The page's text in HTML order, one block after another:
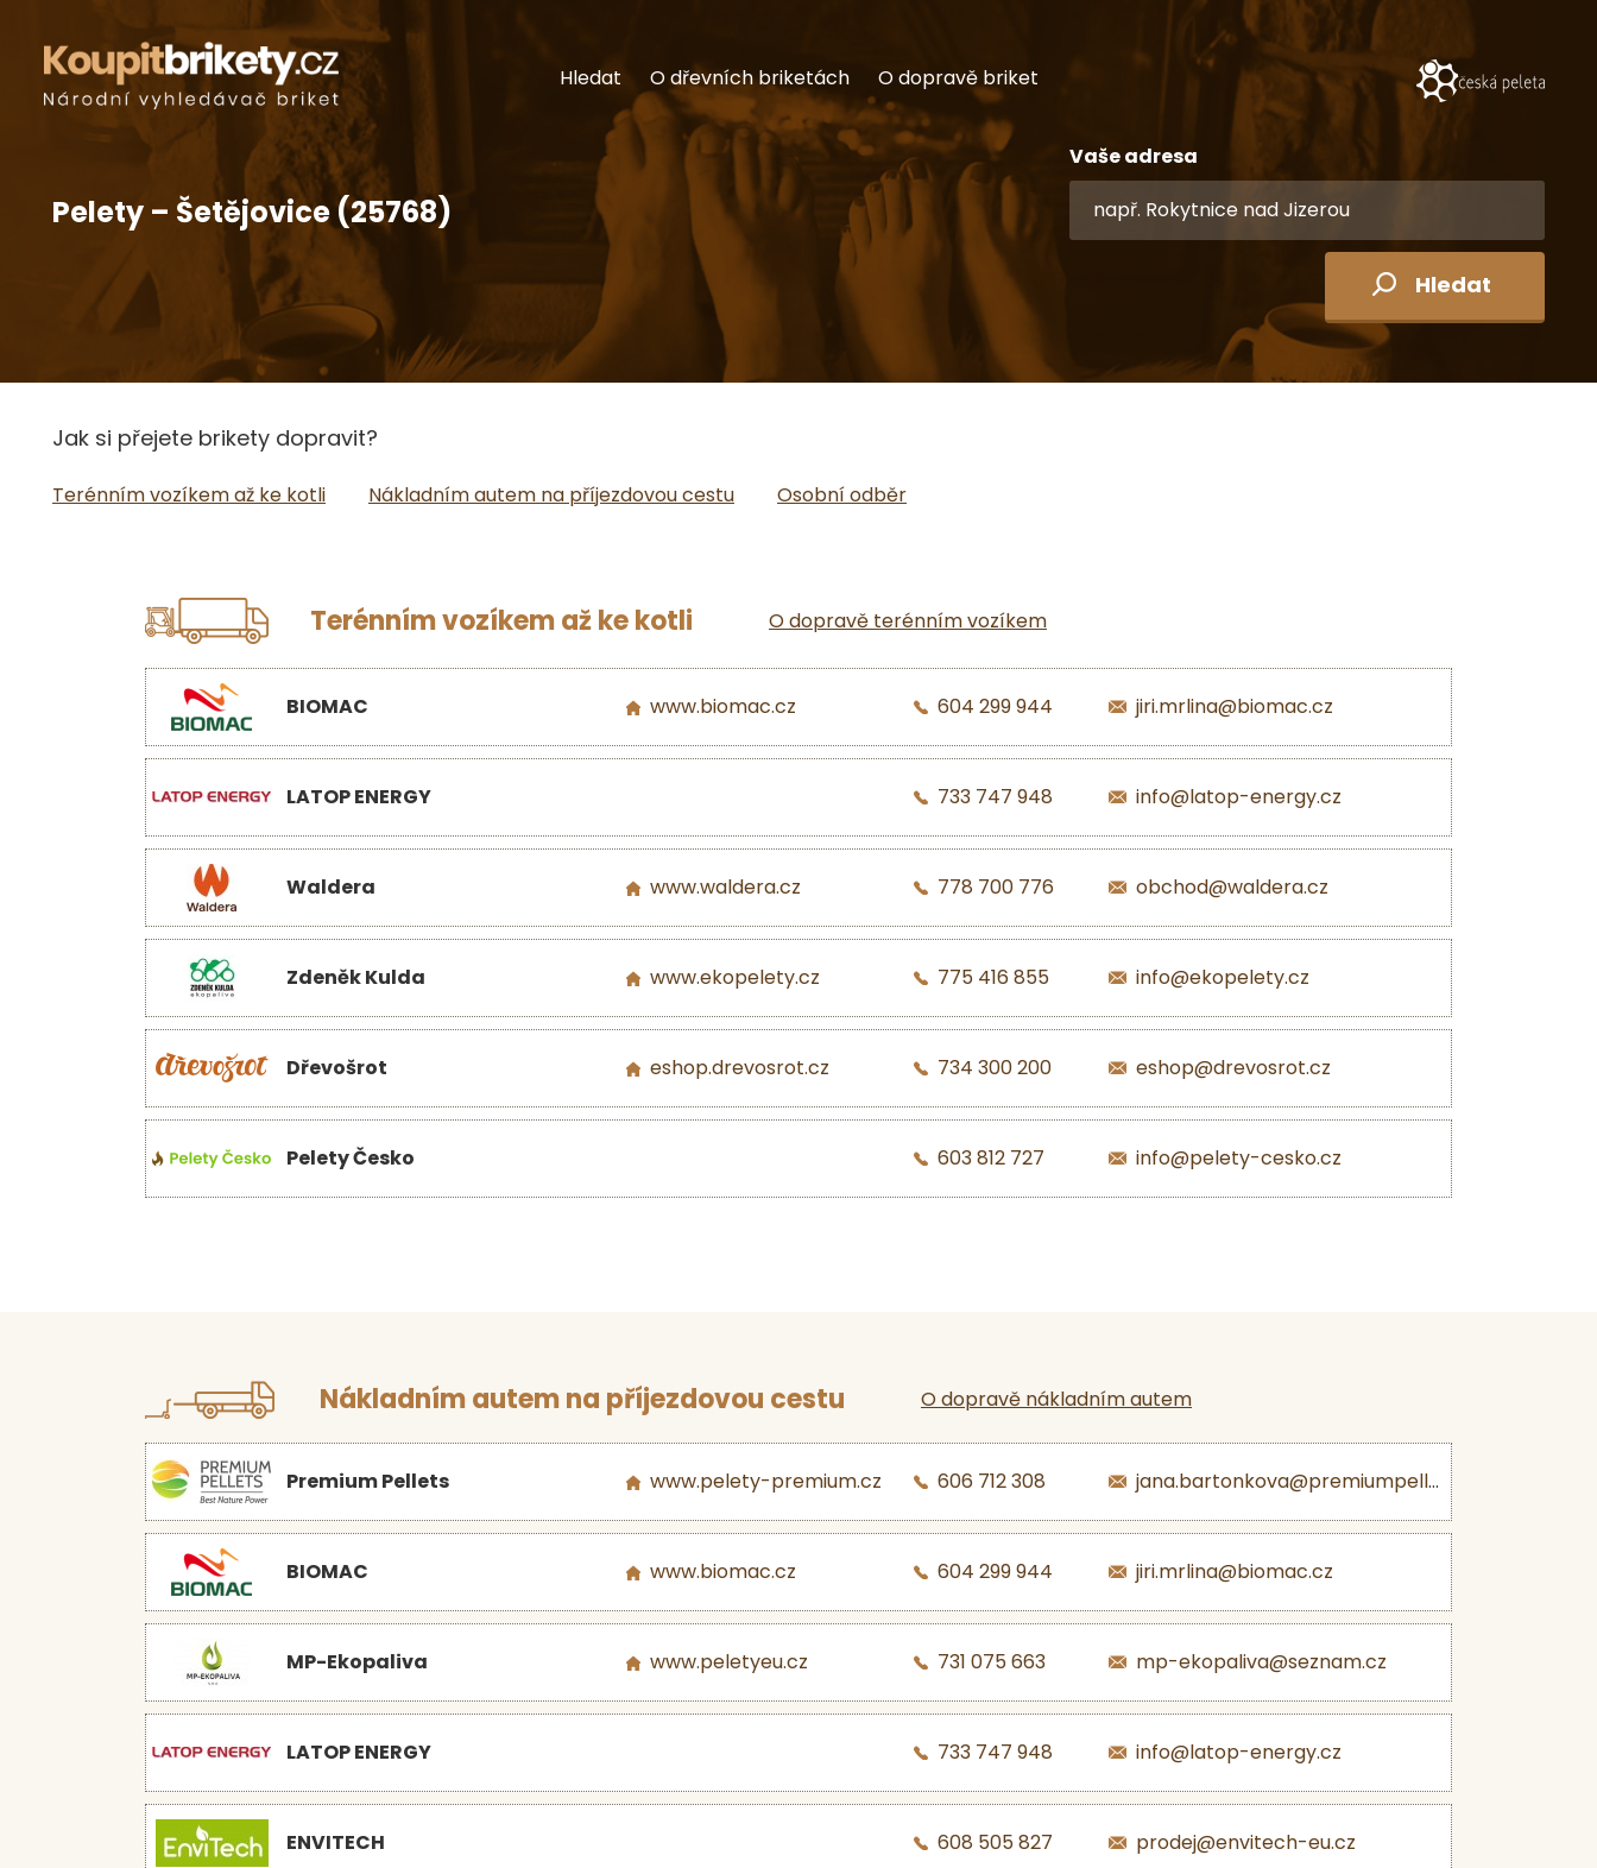
Hledat O dřevních briketách O dopravě briket
Pelety – Šetějovice (25768)
Vaše adresa
Hledat
Jak si přejete brikety dopravit?
Terénním vozíkem až ke kotli Nákladním autem na příjezdovou cestu Osobní odběr
Terénním vozíkem až ke kotli O dopravě terénním vozíkem
BIOMAC www.biomac.cz 604 299 944 jiri.mrlina@biomac.cz
LATOP ENERGY 733 747 948 info@latop-energy.cz
Waldera www.waldera.cz 778 700 776 obchod@waldera.cz
Zdeněk Kulda www.ekopelety.cz 775 416 855 info@ekopelety.cz
Dřevošrot eshop.drevosrot.cz 734 300 200 eshop@drevosrot.cz
Pelety Česko 603 812 727 info@pelety-cesko.cz
Nákladním autem na příjezdovou cestu O dopravě nákladním autem
Premium Pellets www.pelety-premium.cz 606 712 308 jana.bartonkova@premiumpellets.cz
BIOMAC www.biomac.cz 604 299 944 jiri.mrlina@biomac.cz
MP-Ekopaliva www.peletyeu.cz 731 075 663 mp-ekopaliva@seznam.cz
LATOP ENERGY 733 747 948 info@latop-energy.cz
ENVITECH 608 505 827 prodej@envitech-eu.cz